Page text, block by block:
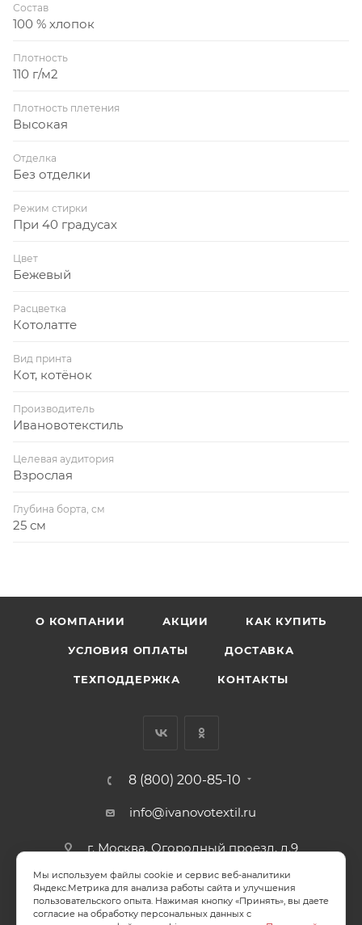
Состав
100 % хлопок
Плотность
110 г/м2
Плотность плетения
Высокая
Отделка
Без отделки
Режим стирки
При 40 градусах
Цвет
Бежевый
Расцветка
Котолатте
Вид принта
Кот, котёнок
Производитель
Ивановотекстиль
Целевая аудитория
Взрослая
Глубина борта, см
25 см
О КОМПАНИИ АКЦИИ КАК КУПИТЬ
УСЛОВИЯ ОПЛАТЫ ДОСТАВКА
ТЕХПОДДЕРЖКА КОНТАКТЫ
8 (800) 200-85-10
info@ivanovotextil.ru
г. Москва, Огородный проезд, д.9
СОГЛАСИЕ НА ОБРАБОТКУ ПЕРСОНАЛЬНЫХ ДАННЫХ
Мы используем файлы cookie и сервис веб-аналитики
Яндекс.Метрика для анализа работы сайта и улучшения
пользовательского опыта. Нажимая кнопку «Принять», вы даете
согласие на обработку персональных данных с